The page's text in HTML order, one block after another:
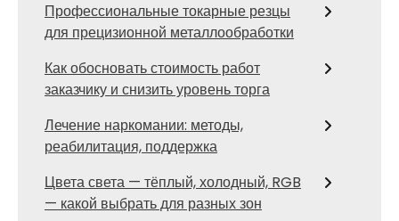
Профессиональные токарные резцы
для прецизионной металлообработки
Как обосновать стоимость работ
заказчику и снизить уровень торга
Лечение наркомании: методы,
реабилитация, поддержка
Цвета света — тёплый, холодный, RGB
— какой выбрать для разных зон